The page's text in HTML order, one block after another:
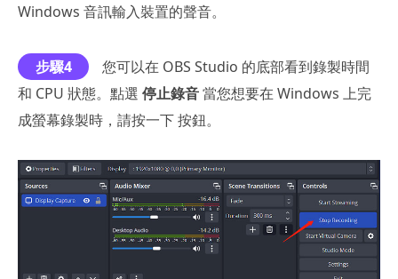
Windows 音訊輸入裝置的聲音。
步驟4
您可以在 OBS Studio 的底部看到錄製時間
和 CPU 狀態。點選 停止錄音當您想要在 Windows 上完
成螢幕錄製時，請按一下 按鈕。